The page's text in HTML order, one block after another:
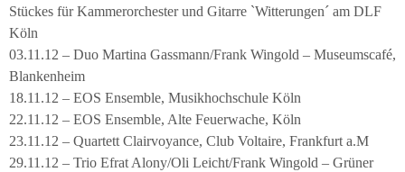
Stückes für Kammerorchester und Gitarre `Witterungen´ am DLF
Köln
03.11.12 – Duo Martina Gassmann/Frank Wingold – Museumscafé,
Blankenheim
18.11.12 – EOS Ensemble, Musikhochschule Köln
22.11.12 – EOS Ensemble, Alte Feuerwache, Köln
23.11.12 – Quartett Clairvoyance, Club Voltaire, Frankfurt a.M
29.11.12 – Trio Efrat Alony/Oli Leicht/Frank Wingold – Grüner